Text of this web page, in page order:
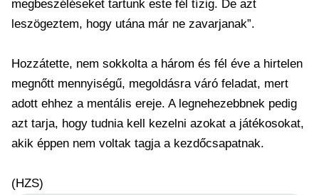
megbeszéléseket tartunk este fél tízig. De azt
leszögeztem, hogy utána már ne zavarjanak”.
Hozzátette, nem sokkolta a három és fél éve a hirtelen
megnőtt mennyiségű, megoldásra váró feladat, mert
adott ehhez a mentális ereje. A legnehezebbnek pedig
azt tarja, hogy tudnia kell kezelni azokat a játékosokat,
akik éppen nem voltak tagja a kezdőcsapatnak.
(HZS)